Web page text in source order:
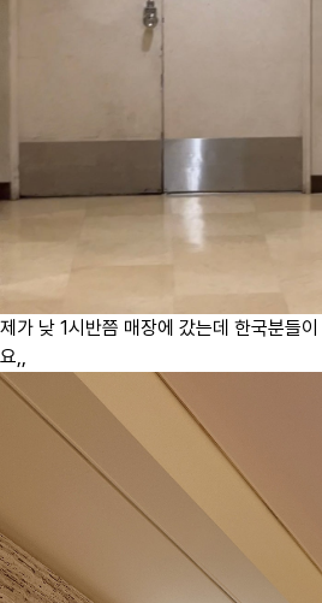
제가 낮 1시반쯤 매장에 갔는데 한국분들
요,,